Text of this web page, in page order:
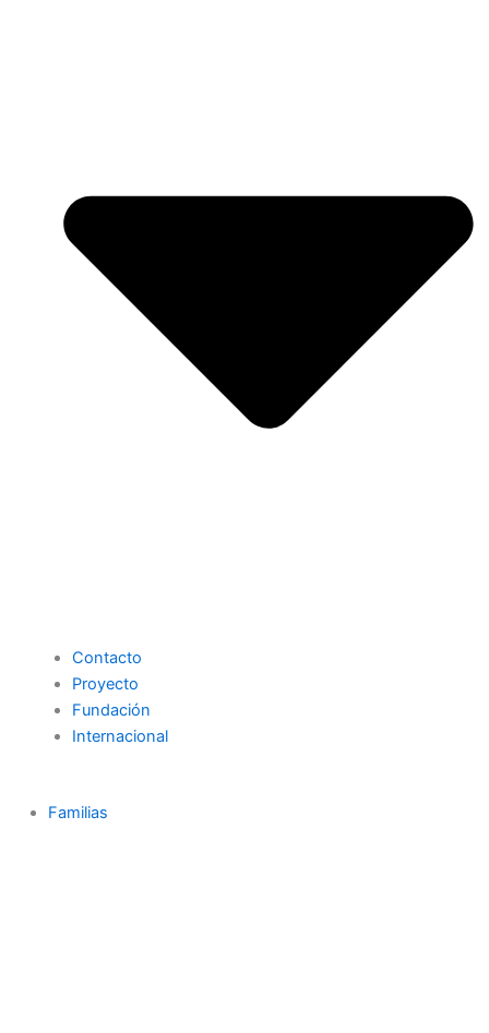
Contacto
Proyecto
Fundación
Internacional
Familias